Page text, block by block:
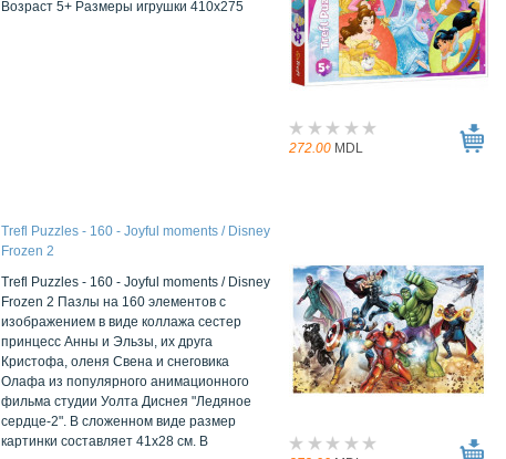
Возраст 5+ Размеры игрушки 410x275
272.00 MDL
Trefl Puzzles - 160 - Joyful moments / Disney
Frozen 2
Trefl Puzzles - 160 - Joyful moments / Disney
Frozen 2 Пазлы на 160 элементов с
изображением в виде коллажа сестер
принцесс Анны и Эльзы, их друга
Кристофа, оленя Свена и снеговика
Олафа из популярного анимационного
фильма студии Уолта Диснея "Ледяное
сердце-2". В сложенном виде размер
картинки составляет 41х28 см. В